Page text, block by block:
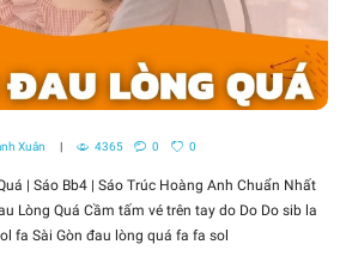
Xuân 4365 0 0
| Sáo Bb4 | Sáo Trúc Hoàng Anh Chuẩn Nhất
Lòng Quá Cầm tấm vé trên tay do Do Do sib la
fa Sài Gòn đau lòng quá fa fa sol